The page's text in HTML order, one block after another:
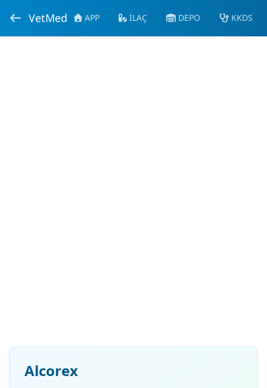
VetMed APP İLAÇ DEPO KKDS
Alcorex